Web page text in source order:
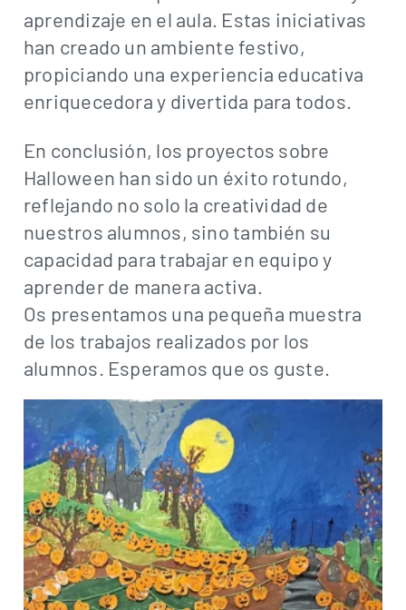
aprendizaje en el aula. Estas iniciativas
han creado un ambiente festivo,
propiciando una experiencia educativa
enriquecedora y divertida para todos.
En conclusión, los proyectos sobre
Halloween han sido un éxito rotundo,
reflejando no solo la creatividad de
nuestros alumnos, sino también su
capacidad para trabajar en equipo y
aprender de manera activa.
Os presentamos una pequeña muestra
de los trabajos realizados por los
alumnos. Esperamos que os guste.